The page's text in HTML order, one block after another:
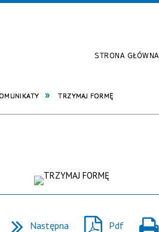
STRONA GŁÓWNA
TRZYMAJ FORMĘ
Następna Pdf